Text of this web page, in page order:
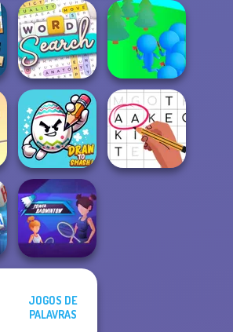
Word Search
Puzzle
Crowd
Lumberjack
Draw To Smash!
Power
JOGOS DE
PALAVRAS